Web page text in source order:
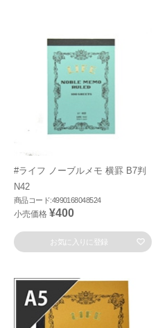
#ライフ ノーブルメモ 横罫 B7判
N42
商品コード:4990168048524
小売価格 ¥400
お気に入りに登録